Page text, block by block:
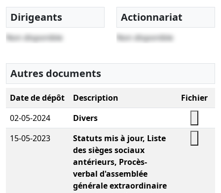
Dirigeants
Non disponible
Actionnariat
Non disponible
Autres documents
Date de dépôt Description
Fichier
02-05-2024
Divers
15-05-2023
Statuts mis à jour, Liste
des sièges sociaux
antérieurs, Procès-
verbal d'assemblée
générale extraordinaire